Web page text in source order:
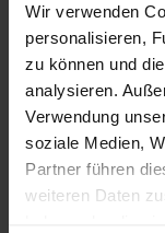
Wir verwenden
personalisieren,
zu können und
analysieren.
Verwendung
soziale Medien,
Partner führen
weiteren Daten
Artikel mit
Muster mit Ihrer
Werbeanbringung
der Produktion:
Artikel ohne